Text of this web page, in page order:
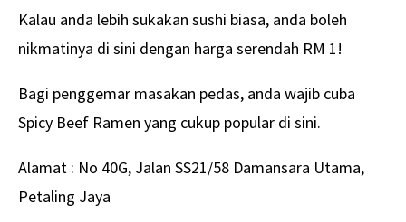
Kalau anda lebih sukakan sushi biasa, anda boleh
nikmatinya di sini dengan harga serendah RM 1!
Bagi penggemar masakan pedas, anda wajib cuba
Spicy Beef Ramen yang cukup popular di sini.
Alamat : No 40G, Jalan SS21/58 Damansara Utama,
Petaling Jaya